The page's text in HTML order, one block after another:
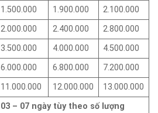
1.500.000 1.900.000
2.100.000
2.000.000 2.400.000
2.800.000
3.500.000 4.000.000
4.500.000
6.000.000 6.800.000
7.200.000
11.000.000 12.000.000
13.000.000
03 – 07 ngày tùy theo số lượng